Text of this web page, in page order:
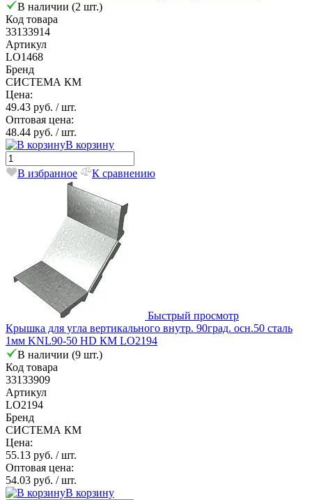
В наличии (2 шт.)
Код товара
33133914
Артикул
LO1468
Бренд
СИСТЕМА КМ
Цена:
49.43 руб. / шт.
Оптовая цена:
48.44 руб. / шт.
В корзину
В избранное К сравнению
Быстрый просмотр
Крышка для угла вертикального внутр. 90град. осн.50 сталь
1мм KNL90-50 HD КМ LO2194
В наличии (9 шт.)
Код товара
33133909
Артикул
LO2194
Бренд
СИСТЕМА КМ
Цена:
55.13 руб. / шт.
Оптовая цена:
54.03 руб. / шт.
В корзину